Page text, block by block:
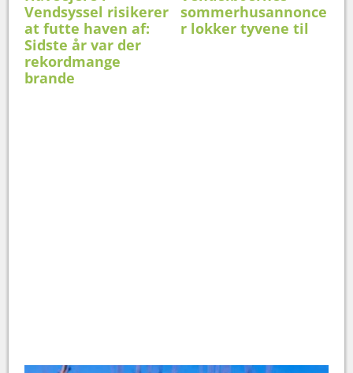
Vendsyssel risikerer
at futte haven af:
Sidste år var der
rekordmange
brande
sommerhusannonce
r lokker tyvene til